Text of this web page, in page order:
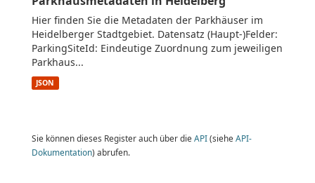
Hier finden Sie die Metadaten der Parkhäuser im
Heidelberger Stadtgebiet. Datensatz (Haupt-)Felder:
ParkingSiteId: Eindeutige Zuordnung zum jeweiligen
Parkhaus...
JSON
Sie können dieses Register auch über die API(siehe API-
Dokumentation) abrufen.